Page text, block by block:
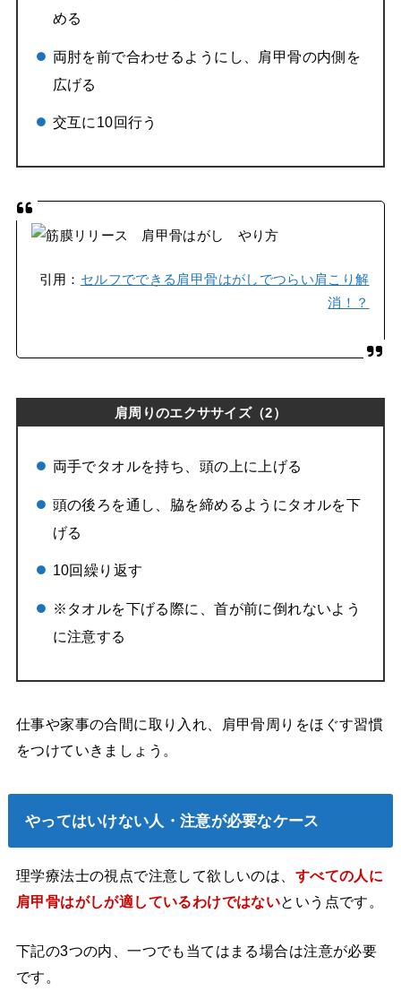
める
両肘を前で合わせるようにし、肩甲骨の内側を
広げる
交互に10回行う
引用： セルフでできる肩甲骨はがしでつらい肩こり解
消！？
肩周りのエクササイズ（2）
両手でタオルを持ち、頭の上に上げる
頭の後ろを通し、脇を締めるようにタオルを下
げる
10回繰り返す
※タオルを下げる際に、首が前に倒れないよう
に注意する
仕事や家事の合間に取り入れ、肩甲骨周りをほぐす習慣
をつけていきましょう。
やってはいけない人・注意が必要なケース
理学療法士の視点で注意して欲しいのは、 すべての人に
肩甲骨はがしが適しているわけではないという点です。
下記の3つの内、一つでも当てはまる場合は注意が必要
です。